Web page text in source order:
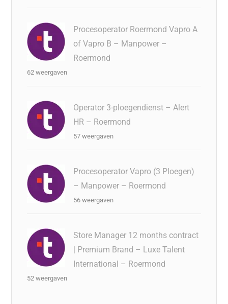
Procesoperator Roermond Vapro A
of Vapro B – Manpower –
Roermond
62 weergaven
Operator 3-ploegendienst – Alert
HR – Roermond
57 weergaven
Procesoperator Vapro (3 Ploegen)
– Manpower – Roermond
56 weergaven
Store Manager 12 months contract
| Premium Brand – Luxe Talent
International – Roermond
52 weergaven